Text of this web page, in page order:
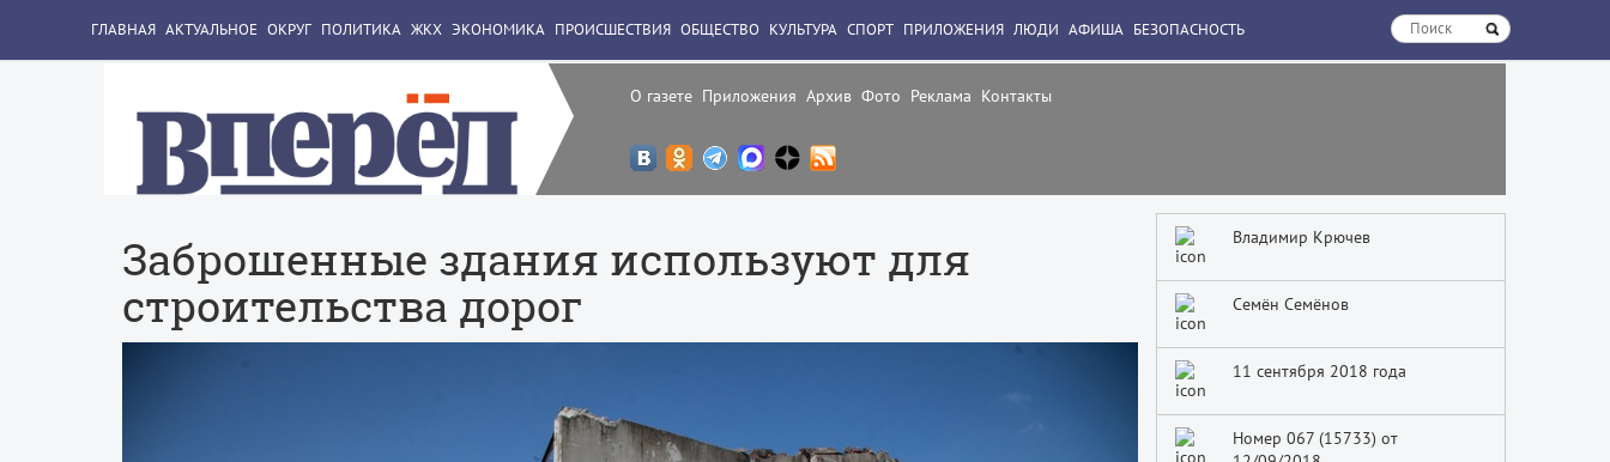
О газете Приложения Архив Фото Реклама Контакты
ГЛАВНАЯ АКТУАЛЬНОЕ ОКРУГ ПОЛИТИКА ЖКХ ЭКОНОМИКА ПРОИСШЕСТВИЯ ОБЩЕСТВО КУЛЬТУРА СПОРТ ПРИЛОЖЕНИЯ ЛЮДИ АФИША БЕЗОПАСНОСТЬ
Заброшенные здания используют для
строительства дорог
Владимир Крючев
Семён Семёнов
11 сентября 2018 года
Номер 067 (15733) от